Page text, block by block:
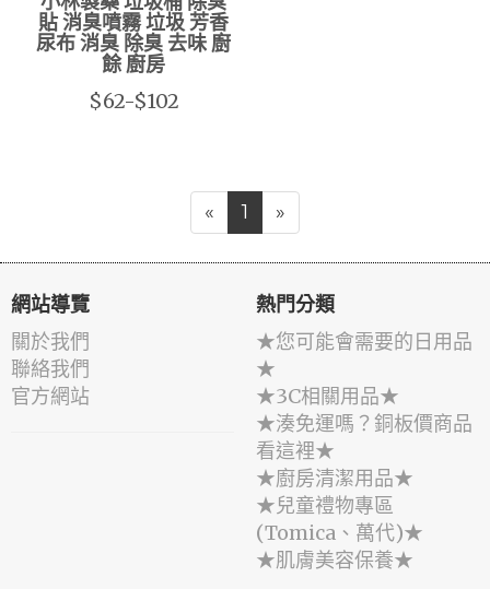
貼 消臭噴霧 垃圾 芳香
尿布 消臭 除臭 去味 廚
餘 廚房
$62-$102
« 1 »
網站導覽
關於我們
聯絡我們
官方網站
熱門分類
★您可能會需要的日用品
★
★3C相關用品★
★湊免運嗎？銅板價商品
看這裡★
★廚房清潔用品★
★兒童禮物專區
(Tomica、萬代)★
★肌膚美容保養★